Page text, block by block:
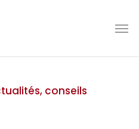
conseils